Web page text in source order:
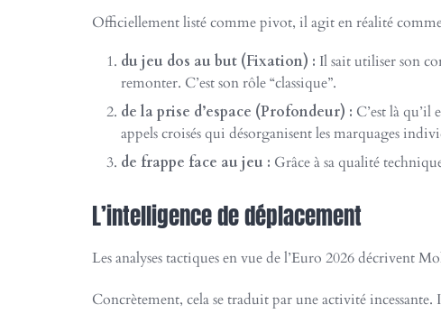
Officiellement listé comme pivot, il agit en réalité
du jeu dos au but (Fixation) : Il sait utiliser son
remonter. C’est son rôle “classique”.
de la prise d’espace (Profondeur) : C’est là
appels croisés qui désorganisent les marquages
de frappe face au jeu : Grâce à sa qualité
L’intelligence de déplacement
Les analyses tactiques en vue de l’Euro 2026 décrivent
Concrètement, cela se traduit par une activité